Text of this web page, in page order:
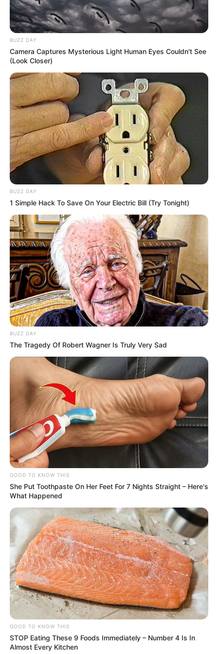
Κοινωνικό οικιακό τιμολόγιο 2026 αίτηση
Δωρόσημο καλοκαιριού οικοδόμων: Πότε θα
πληρωθεί;
Η δίδυμη παραλία-έκπληξη της Εύβοιας: Μια
λωρίδα άμμου με θάλασσα και στις δύο
πλευρές, 90 λεπτά από Χαλκίδα
Ακολουθήστε το evianews.com στοGoogle
News
ΤΑ ΠΙΟ ΔΗΜΟΦΙΛΗ
BUZZ DAY
Camera Captures Mysterious Light Human Eyes Couldn't See
(Look Closer)
BUZZ DAY
1 Simple Hack To Save On Your Electric Bill (Try Tonight)
BUZZ DAY
The Tragedy Of Robert Wagner Is Truly Very Sad
GOOD TO KNOW THIS
She Put Toothpaste On Her Feet For 7 Nights Straight – Here's
What Happened
GOOD TO KNOW THIS
STOP Eating These 9 Foods Immediately – Number 4 Is In
Almost Every Kitchen